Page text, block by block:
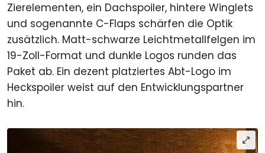
Zierelementen, ein Dachspoiler, hintere Winglets
und sogenannte C-Flaps schärfen die Optik
zusätzlich. Matt-schwarze Leichtmetallfelgen im
19-Zoll-Format und dunkle Logos runden das
Paket ab. Ein dezent platziertes Abt-Logo im
Heckspoiler weist auf den Entwicklungspartner
hin.